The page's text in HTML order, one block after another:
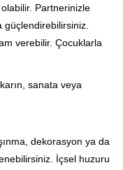
Partnerinizle
güçlendirebilirsiniz.
verebilir. Çocuklarla
sanata veya
dekorasyon ya da
İçsel huzuru